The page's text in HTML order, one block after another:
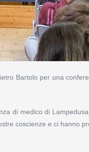
Bartolo per una
di medico di
coscienze e ci hanno